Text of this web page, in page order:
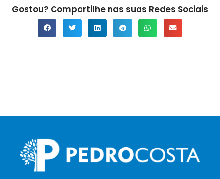
Gostou? Compartilhe nas suas Redes Sociais